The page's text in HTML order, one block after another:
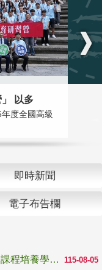
以多
度全國高級
即時新聞
電子布告欄
115-08-05
國教署「全國高中暑期研習營」 以多元課程培養學生瞭解誠信專業與倫理價值